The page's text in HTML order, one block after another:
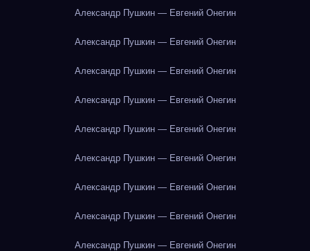
Александр Пушкин — Евгений Онегин
Александр Пушкин — Евгений Онегин
Александр Пушкин — Евгений Онегин
Александр Пушкин — Евгений Онегин
Александр Пушкин — Евгений Онегин
Александр Пушкин — Евгений Онегин
Александр Пушкин — Евгений Онегин
Александр Пушкин — Евгений Онегин
Александр Пушкин — Евгений Онегин